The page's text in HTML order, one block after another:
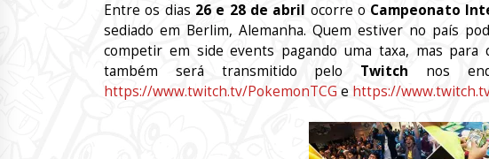
Entre os dias 26 e 28 de abril ocorre o Campeonato
sediado em Berlim, Alemanha. Quem estiver no país
competir em side events pagando uma taxa, mas
também será transmitido pelo Twitch nos
https://www.twitch.tv/PokemonTCG e https://